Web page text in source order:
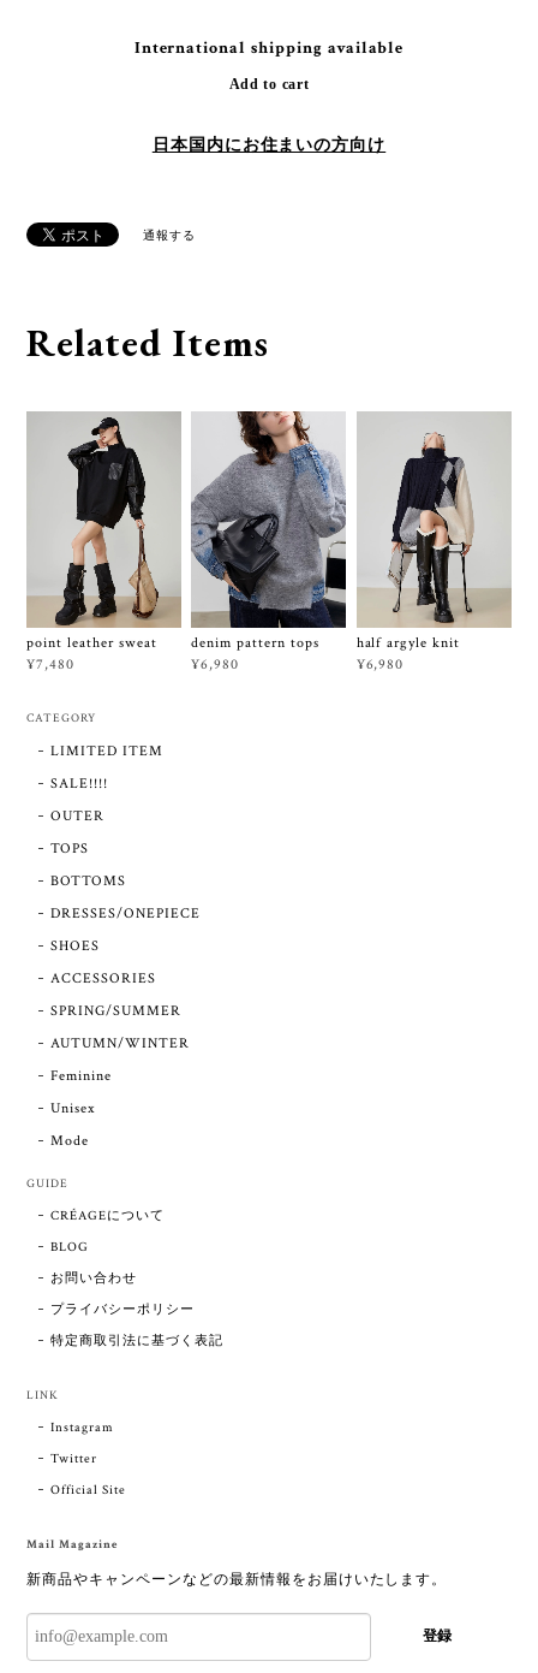
International shipping available
Add to cart
日本国内にお住まいの方向け
通報する
Related Items
point leather sweat
¥7,480
denim pattern tops
¥6,980
half argyle knit
¥6,980
CATEGORY
LIMITED ITEM
SALE!!!!
OUTER
TOPS
BOTTOMS
DRESSES/ONEPIECE
SHOES
ACCESSORIES
SPRING/SUMMER
AUTUMN/WINTER
Feminine
Unisex
Mode
GUIDE
CRÉAGEについて
BLOG
お問い合わせ
プライバシーポリシー
特定商取引法に基づく表記
LINK
Instagram
Twitter
Official Site
Mail Magazine
新商品やキャンペーンなどの最新情報をお届けいたします。
登録